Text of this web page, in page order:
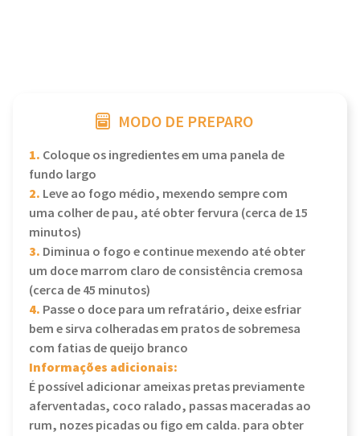
MODO DE PREPARO
1. Coloque os ingredientes em uma panela de
fundo largo
2. Leve ao fogo médio, mexendo sempre com
uma colher de pau, até obter fervura (cerca de 15
minutos)
3. Diminua o fogo e continue mexendo até obter
um doce marrom claro de consistência cremosa
(cerca de 45 minutos)
4. Passe o doce para um refratário, deixe esfriar
bem e sirva colheradas em pratos de sobremesa
com fatias de queijo branco
Informações adicionais:
É possível adicionar ameixas pretas previamente
aferventadas, coco ralado, passas maceradas ao
rum, nozes picadas ou figo em calda. para obter